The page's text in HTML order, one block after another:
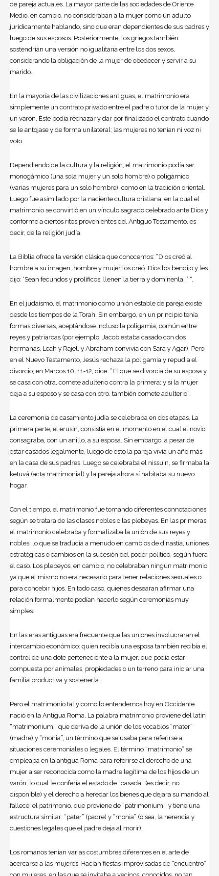
de pareja actuales. La mayor parte de las sociedades de Oriente
Medio, en cambio, no consideraban a la mujer como un adulto
jurídicamente hablando, sino que eran dependientes de sus padres y
luego de sus esposos. Posteriormente, los griegos también
sostendrían una versión no igualitaria entre los dos sexos,
considerando la obligación de la mujer de obedecer y servir a su
marido.
En la mayoría de las civilizaciones antiguas, el matrimonio era
simplemente un contrato privado entre el padre o tutor de la mujer y
un varón. Éste podía rechazar y dar por finalizado el contrato cuando
se le antojase y de forma unilateral; las mujeres no tenían ni voz ni
voto.
Dependiendo de la cultura y la religión, el matrimonio podía ser
monogámico (una sola mujer y un solo hombre) o poligámico
(varias mujeres para un solo hombre), como en la tradición oriental.
Luego fue asimilado por la naciente cultura cristiana, en la cual el
matrimonio se convirtió en un vínculo sagrado celebrado ante Dios y
conforme a ciertos ritos provenientes del Antiguo Testamento, es
decir, de la religión judía.
La Biblia ofrece la versión clásica que conocemos: “Dios creó al
hombre a su imagen, hombre y mujer los creó. Dios los bendijo y les
dijo: ‘Sean fecundos y prolíficos, llenen la tierra y domínenla…’ “.
En el judaísmo, el matrimonio como unión estable de pareja existe
desde los tiempos de la Torah. Sin embargo, en un principio tenía
formas diversas, aceptándose incluso la poligamia, común entre
reyes y patriarcas (por ejemplo, Jacob estaba casado con dos
hermanas, Leah y Rajel, y Abraham convivía con Sara y Agar). Pero
en el Nuevo Testamento, Jesús rechaza la poligamia y repudia el
divorcio; en Marcos 10, 11-12, dice: “El que se divorcia de su esposa y
se casa con otra, comete adulterio contra la primera; y si la mujer
deja a su esposo y se casa con otro, también comete adulterio”.
La ceremonia de casamiento judía se celebraba en dos etapas. La
primera parte, el erusin, consistía en el momento en el cual el novio
consagraba, con un anillo, a su esposa. Sin embargo, a pesar de
estar casados legalmente, luego de esto la pareja vivía un año más
en la casa de sus padres. Luego se celebraba el nissuin, se firmaba la
ketuvá (acta matrimonial) y la pareja ahora sí habitaba su nuevo
hogar.
Con el tiempo, el matrimonio fue tomando diferentes connotaciones
según se tratara de las clases nobles o las plebeyas. En las primeras,
el matrimonio celebraba y formalizaba la unión de sus reyes y
nobles, lo que se traducía a menudo en cambios de dinastía, uniones
estratégicas o cambios en la sucesión del poder político, según fuera
el caso. Los plebeyos, en cambio, no celebraban ningún matrimonio,
ya que el mismo no era necesario para tener relaciones sexuales o
para concebir hijos. En todo caso, quienes desearan afirmar una
relación formalmente podían hacerlo según ceremonias muy
simples.
En las eras antiguas era frecuente que las uniones involucraran el
intercambio económico: quien recibía una esposa también recibía el
control de una dote perteneciente a la mujer, que podía estar
compuesta por animales, propiedades o un terreno para iniciar una
familia productiva y sostenerla.
Pero el matrimonio tal y como lo entendemos hoy en Occidente
nació en la Antigua Roma. La palabra matrimonio proviene del latín
“matrimonium”, que deriva de la unión de los vocablos “mater”
(madre) y “monia”, un término que se usaba para referirse a
situaciones ceremoniales o legales. El término “matrimonio” se
empleaba en la antigua Roma para referirse al derecho de una
mujer a ser reconocida como la madre legítima de los hijos de un
varón, lo cual le confería el estado de “casada” (es decir, no
disponible) y el derecho a heredar los bienes que dejara su marido al
fallece: el patrimonio, que proviene de “patrimonium”, y tiene una
estructura similar: “pater” (padre) y “monia” (o sea, la herencia y
cuestiones legales que el padre deja al morir).
Los romanos tenían varias costumbres diferentes en el arte de
acercarse a las mujeres. Hacían fiestas improvisadas de “encuentro”